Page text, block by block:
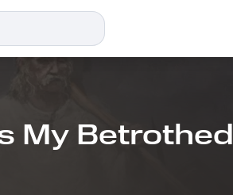
My Betrothed